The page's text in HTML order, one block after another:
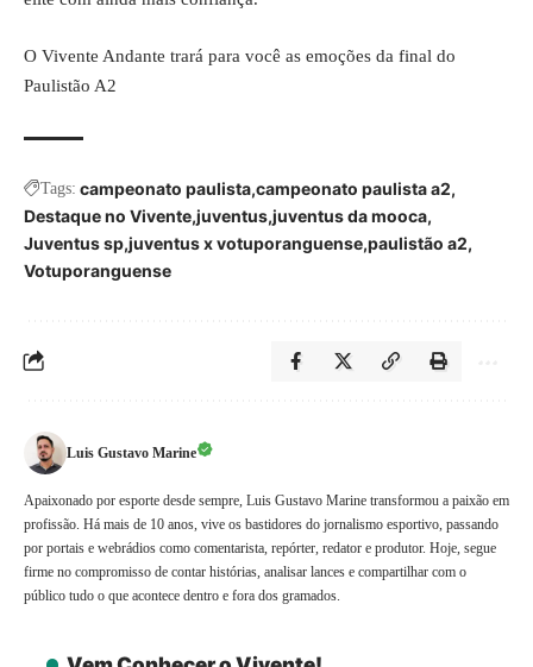
O Vivente Andante trará para você as emoções da final do
Paulistão A2
Tags: campeonato paulista campeonato paulista a2
Destaque no Vivente juventus juventus da mooca
Juventus sp juventus x votuporanguense paulistão a2
Votuporanguense
Luis Gustavo Marine
Apaixonado por esporte desde sempre, Luis Gustavo Marine transformou a paixão em
profissão. Há mais de 10 anos, vive os bastidores do jornalismo esportivo, passando
por portais e webrádios como comentarista, repórter, redator e produtor. Hoje, segue
firme no compromisso de contar histórias, analisar lances e compartilhar com o
público tudo o que acontece dentro e fora dos gramados.